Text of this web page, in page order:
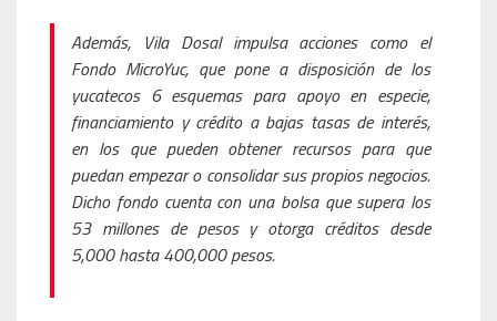
Además, Vila Dosal impulsa acciones como el
Fondo MicroYuc, que pone a disposición de los
yucatecos 6 esquemas para apoyo en especie,
financiamiento y crédito a bajas tasas de interés,
en los que pueden obtener recursos para que
puedan empezar o consolidar sus propios negocios.
Dicho fondo cuenta con una bolsa que supera los
53 millones de pesos y otorga créditos desde
5,000 hasta 400,000 pesos.